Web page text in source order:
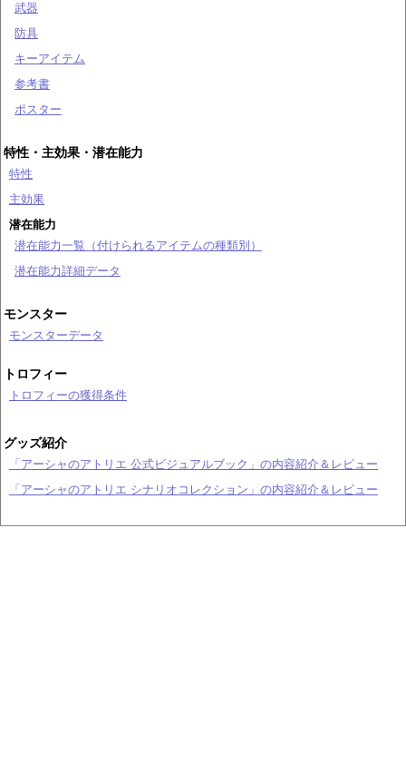
武器
防具
キーアイテム
参考書
ポスター
特性・主効果・潜在能力
特性
主効果
潜在能力
潜在能力一覧（付けられるアイテムの種類別）
潜在能力詳細データ
モンスター
モンスターデータ
トロフィー
トロフィーの獲得条件
グッズ紹介
「アーシャのアトリエ 公式ビジュアルブック」の内容紹介＆レビュー
「アーシャのアトリエ シナリオコレクション」の内容紹介＆レビュー